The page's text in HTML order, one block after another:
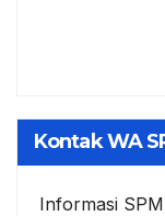
Kontak WA
Informasi